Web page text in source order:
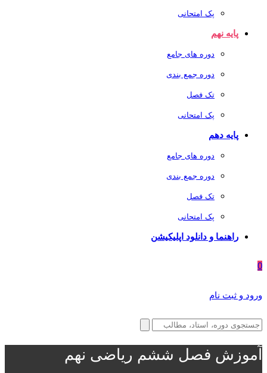
پک امتحانی
پایه نهم
دوره های جامع
دوره جمع بندی
تک فصل
پک امتحانی
پایه دهم
دوره های جامع
دوره جمع بندی
تک فصل
پک امتحانی
راهنما و دانلود اپلیکیشن
0
ورود و ثبت نام
آموزش فصل ششم ریاضی نهم